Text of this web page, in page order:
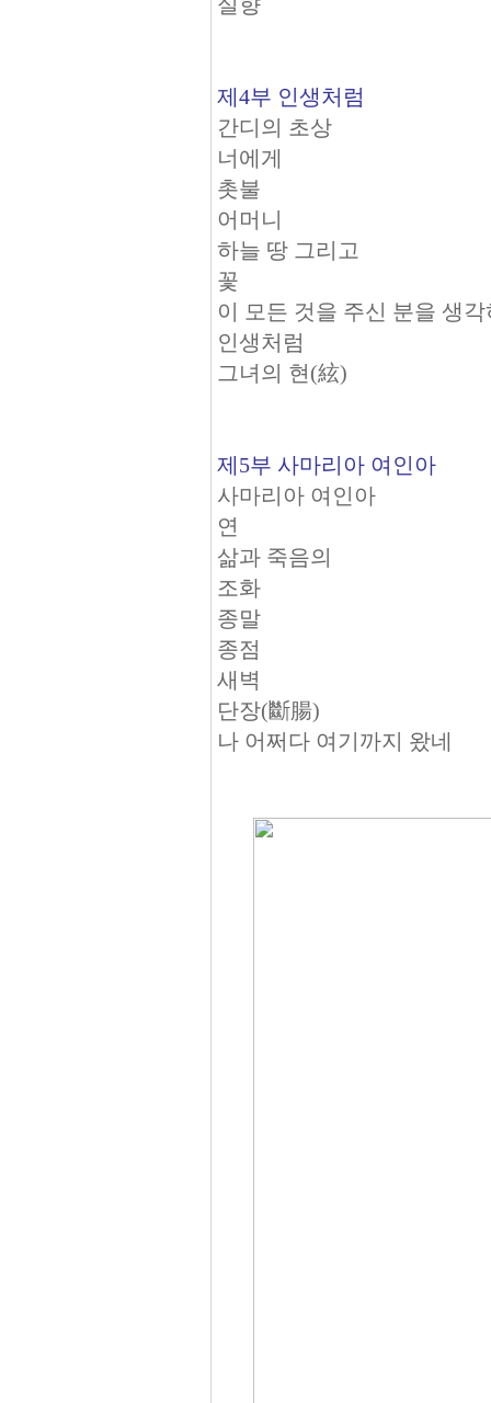
제4부 인생처럼
간디의 초상
너에게
촛불
어머니
하늘 땅 그리고
꽃
이 모든 것을 주신 분을 생
인생처럼
그녀의 현(絃)
제5부 사마리아 여인아
사마리아 여인아
연
삶과 죽음의
조화
종말
종점
새벽
단장(斷腸)
나 어쩌다 여기까지 왔네